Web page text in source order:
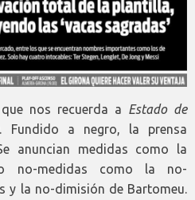
nos recuerda a Estado de
. Fundido a negro, la prensa
anuncian medidas como la
no-medidas como la no-
y la no-dimisión de Bartomeu.